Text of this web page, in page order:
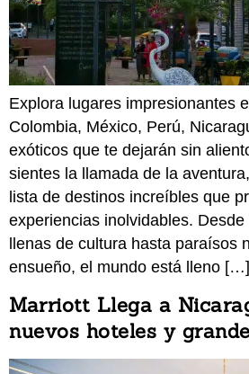
Explora lugares impresionantes
Colombia, México, Perú,
exóticos que te dejarán sin
sientes la llamada de la
lista de destinos increíbles que
experiencias inolvidables.
llenas de cultura hasta paraísos
ensueño, el mundo está lleno […]
Marriott Llega a
nuevos hoteles y